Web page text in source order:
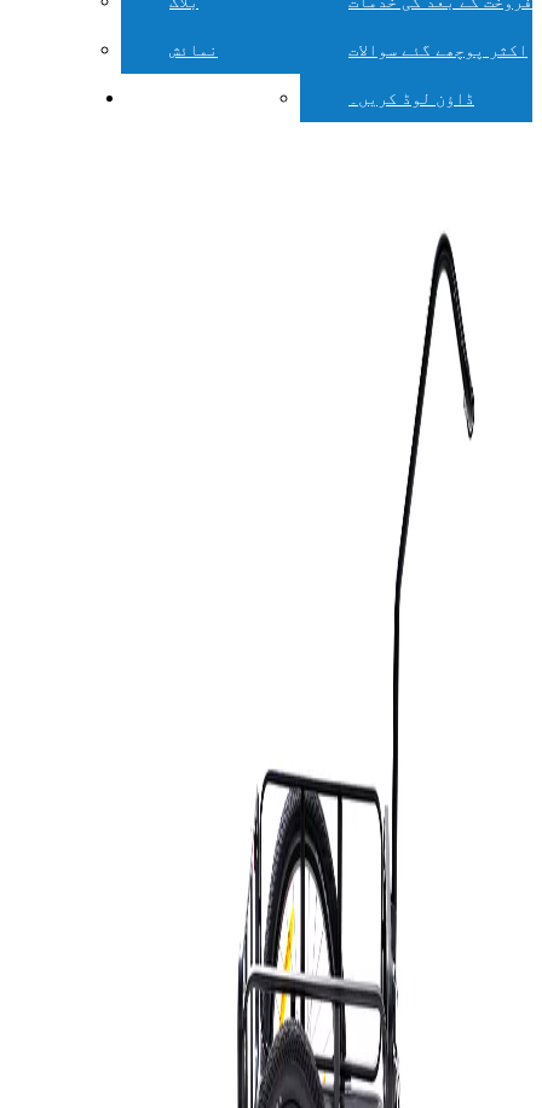
اکثر پوچھے گئے سوالات
ڈاؤن لوڈ کریں۔
نمائش
ہم سے رابطہ کریں۔